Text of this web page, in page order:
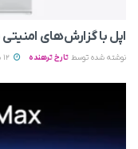
اپل با گزارش‌های
نوشته شده توسط تارخ ترهنده